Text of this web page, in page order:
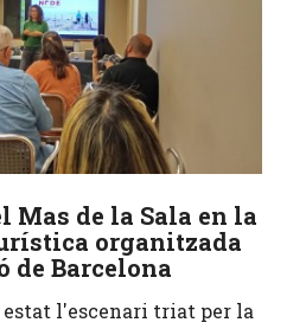
Mas de la Sala en la
organitzada
de Barcelona
estat l'escenari triat per la